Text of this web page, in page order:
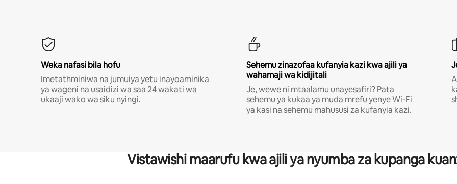
Weka nafasi bila hofu
Imetathminiwa na jumuiya yetu inayoaminika
ya wageni na usaidizi wa saa 24 wakati wa
ukaaji wako wa siku nyingi.
Sehemu zinazofaa kufanyia kazi kwa ajili ya
wahamaji wa kidijitali
Je, wewe ni mtaalamu unayesafiri? Pata
sehemu ya kukaa ya muda mrefu yenye Wi-Fi
ya kasi na sehemu mahususi za kufanyia kazi.
Vistawishi maarufu kwa ajili ya nyumba za kupanga